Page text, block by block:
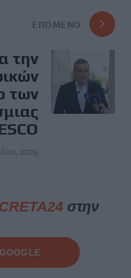
ΕΠΌΜΕΝΟ
την
των
2025
CRETA24στην